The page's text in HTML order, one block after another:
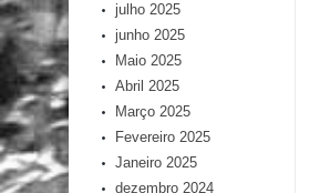
julho 2025
junho 2025
Maio 2025
Abril 2025
Março 2025
Fevereiro 2025
Janeiro 2025
dezembro 2024